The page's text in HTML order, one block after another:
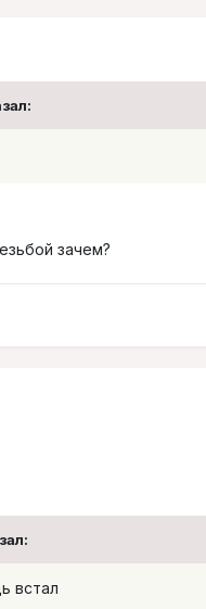
зачем?
встал